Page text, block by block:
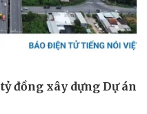
Quân sự - Quốc phòng
Vũ khí